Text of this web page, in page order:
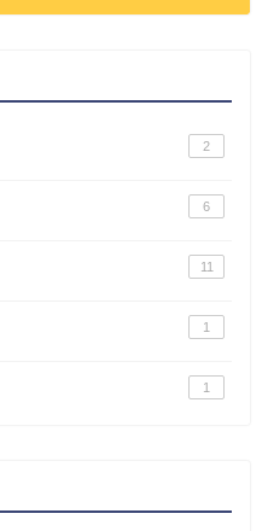
2
6
11
1
1